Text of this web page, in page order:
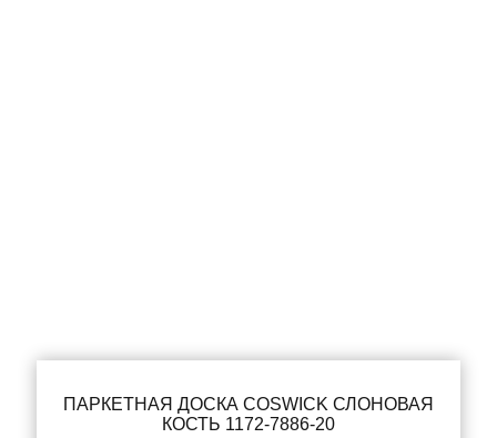
ПАРКЕТНАЯ ДОСКА COSWICK СЛОНОВАЯ
КОСТЬ 1172-7886-20